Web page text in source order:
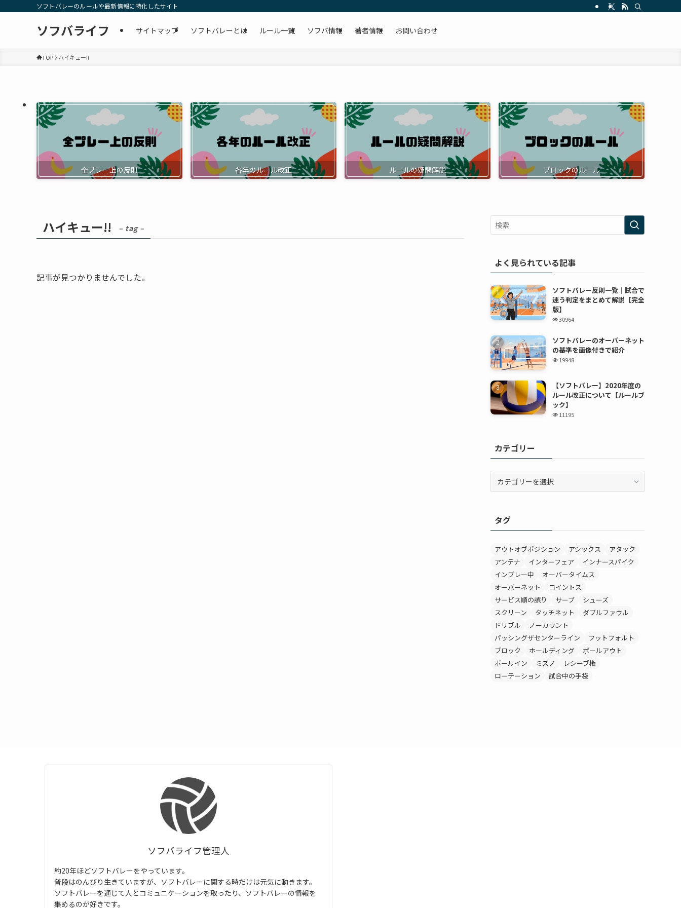
ソフトバレーのルールや最新情報に特化したサイト
ソフバライフ サイトマップ ソフトバレーとは ルール一覧 ソフバ情報 著者情報 お問い合わせ
TOP ハイキュー!!
全プレー上の反則 各年のルール改正 ルールの疑問解説 ブロックのルール
ハイキュー!! – tag –
記事が見つかりませんでした。
よく見られている記事
ソフトバレー反則一覧｜試合で
迷う判定をまとめて解説【完全
版】
30964
ソフトバレーのオーバーネット
の基準を画像付きで紹介
19948
【ソフトバレー】2020年度の
ルール改正について【ルールブ
ック】
11195
カテゴリー
ータグ
アウトオブポジション アシックス
アタック
アンテナ
インターフェア
インナースパイク
インプレー中
オーバータイムス
オーバーネット
コイントス
サービス順の誤り
サーブ
シューズ
スクリーン
タッチネット
ダブルファウル
ドリブル
ノーカウント
パッシングザセンターライン
フットフォルト
ブロック
ホールディング
ボールアウト
ボールイン
ミズノ
レシーブ権
ローテーション
試合中の手袋
ソフバライフ管理人
約20年ほどソフトバレーをやっています。
普段はのんびり生きていますが、ソフトバレーに関する時だけは元気に動きます。
ソフトバレーを通じて人とコミュニケーションを取ったり、ソフトバレーの情報を
集めるのが好きです。